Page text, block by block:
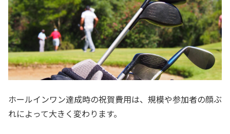
ホールインワン達成時の祝賀費用は、規模や参加者の顔ぶ
れによって大きく変わります。